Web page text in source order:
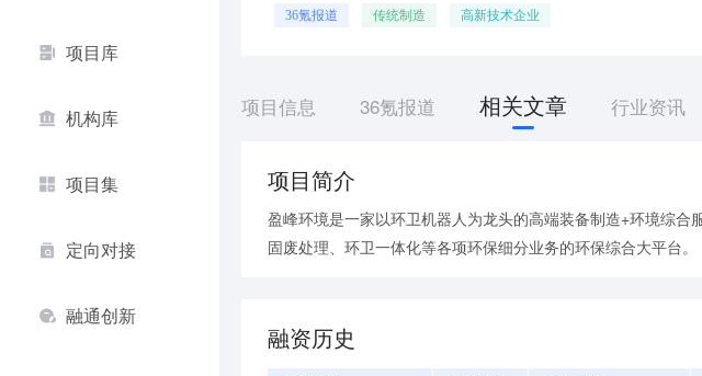
项目库
机构库
项目集
定向对接
融通创新
36氪报道 传统制造 高新技术企业
项目信息 36氪报道 相关文章 行业资讯
项目简介
盈峰环境是一家以环卫机器人为龙头的高端装备制造+环境综合
固废处理、环卫一体化等各项环保细分业务的环保综合大平台。
融资历史